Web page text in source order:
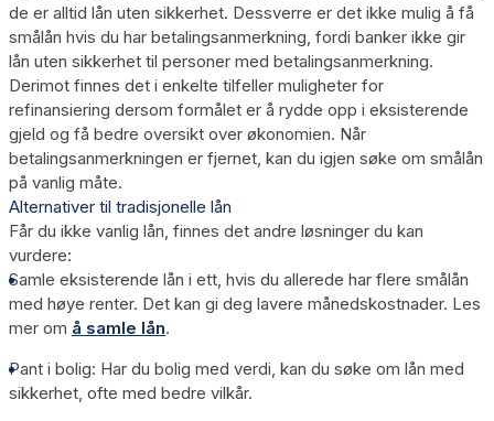
de er alltid lån uten sikkerhet. Dessverre er det ikke mulig å få
smålån hvis du har betalingsanmerkning, fordi banker ikke gir
lån uten sikkerhet til personer med betalingsanmerkning.
Derimot finnes det i enkelte tilfeller muligheter for
refinansiering dersom formålet er å rydde opp i eksisterende
gjeld og få bedre oversikt over økonomien. Når
betalingsanmerkningen er fjernet, kan du igjen søke om smålån
på vanlig måte.
Alternativer til tradisjonelle lån
Får du ikke vanlig lån, finnes det andre løsninger du kan
vurdere:
Samle eksisterende lån i ett, hvis du allerede har flere smålån
med høye renter. Det kan gi deg lavere månedskostnader. Les
mer om å samle lån.
Pant i bolig: Har du bolig med verdi, kan du søke om lån med
sikkerhet, ofte med bedre vilkår.